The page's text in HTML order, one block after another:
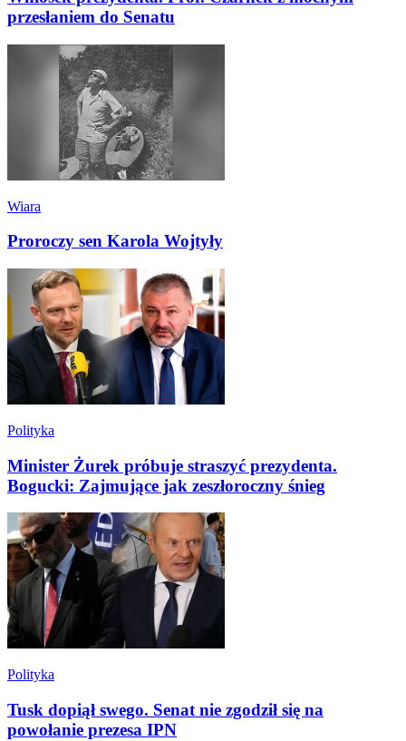
przesłaniem do Senatu
Wiara
Proroczy sen Karola Wojtyły
Polityka
Minister Żurek próbuje straszyć prezydenta.
Bogucki: Zajmujące jak zeszłoroczny śnieg
Polityka
Tusk dopiął swego. Senat nie zgodził się na
powołanie prezesa IPN